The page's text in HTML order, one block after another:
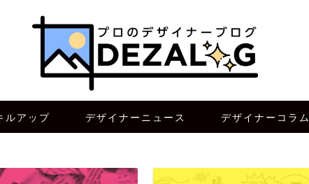
ルアップ デザイナーニュース デザイナーコラム